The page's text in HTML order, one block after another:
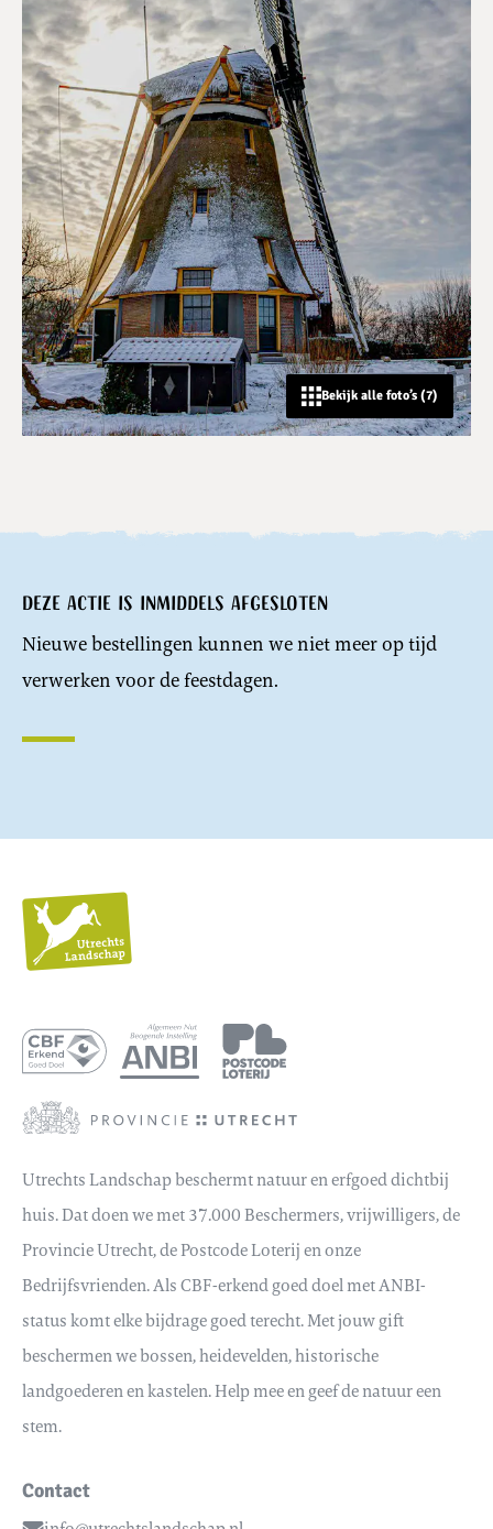
Bekijk alle foto’s (7)
Deze actie is inmiddels afgesloten
Nieuwe bestellingen kunnen we niet meer op tijd
verwerken voor de feestdagen.
Utrechts Landschap beschermt natuur en erfgoed dichtbij
huis. Dat doen we met 37.000 Beschermers, vrijwilligers, de
Provincie Utrecht, de Postcode Loterij en onze
Bedrijfsvrienden. Als CBF-erkend goed doel met ANBI-
status komt elke bijdrage goed terecht. Met jouw gift
beschermen we bossen, heidevelden, historische
landgoederen en kastelen. Help mee en geef de natuur een
stem.
Contact